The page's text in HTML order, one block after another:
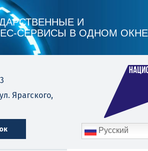
И
В ОДНОМ ОКНЕ
Ярагского,
Русский